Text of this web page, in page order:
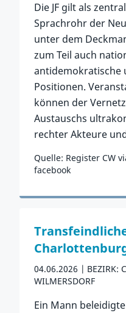
Die JF gilt als
Sprachrohr der
unter dem
zum Teil auch
antidemokratische
Positionen.
können der
Austauschs
rechter Akteure
Quelle: Register CW
facebook
Zum Vorfall
04.06.2026
BEZIRK:
WILMERSDORF
Ein Mann